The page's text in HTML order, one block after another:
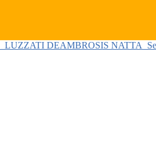
LUZZATI DEAMBROSIS NATTA